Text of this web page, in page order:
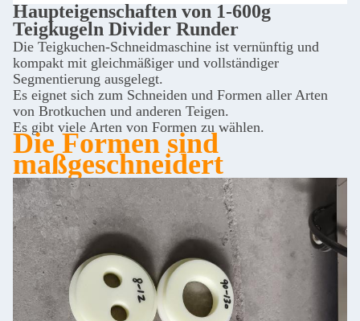
Haupteigenschaften von 1-600g
Teigkugeln Divider Runder
Die Teigkuchen-Schneidmaschine ist vernünftig und
kompakt mit gleichmäßiger und vollständiger
Segmentierung ausgelegt.
Es eignet sich zum Schneiden und Formen aller Arten
von Brotkuchen und anderen Teigen.
Es gibt viele Arten von Formen zu wählen.
Die Formen sind
maßgeschneidert